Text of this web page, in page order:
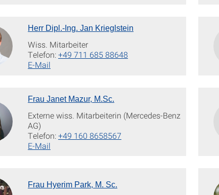
Herr Dipl.-Ing. Jan Krieglstein
Wiss. Mitarbeiter
Telefon:+49 711 685 88648
E-Mail
Frau Janet Mazur, M.Sc.
Externe wiss. Mitarbeiterin (Mercedes-Benz
AG)
Telefon:+49 160 8658567
E-Mail
Frau Hyerim Park, M. Sc.